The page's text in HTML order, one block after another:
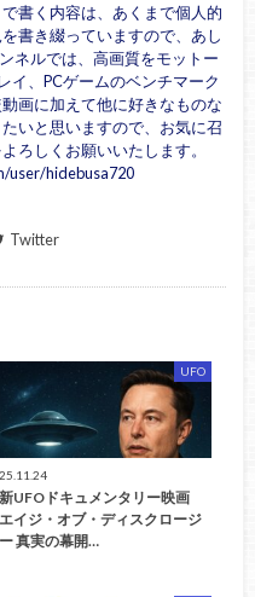
書く内容は、あくまで個人的
書き綴っていますので、あし
ネルでは、高画質をモットー
イ、PCゲームのベンチマーク
画に加えて他に好きなものな
いと思いますので、お気に召
ろしくお願いいたします。
user/hidebusa720
Twitter
UFO
UFOドキュメンタリー映画
エイジ・オブ・ディスクロージ
真実の幕開…